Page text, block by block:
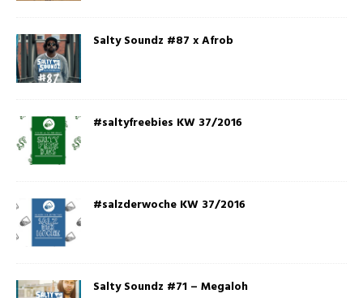
Salty Soundz #87 x Afrob
#saltyfreebies KW 37/2016
#salzderwoche KW 37/2016
Salty Soundz #71 – Megaloh